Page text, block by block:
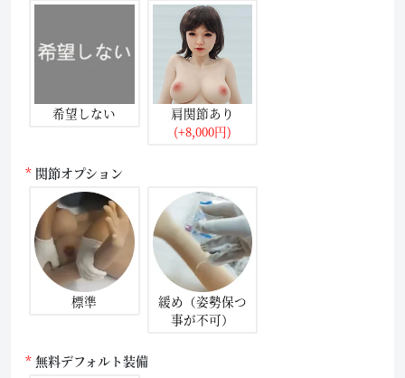
希望しない
肩関節あり
(+8,000円)
関節オプション
標準
緩め（姿勢保つ
事が不可）
無料デフォルト装備